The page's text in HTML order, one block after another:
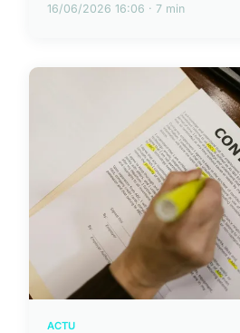
16/06/2026 16:06 · 7 min
ACTU